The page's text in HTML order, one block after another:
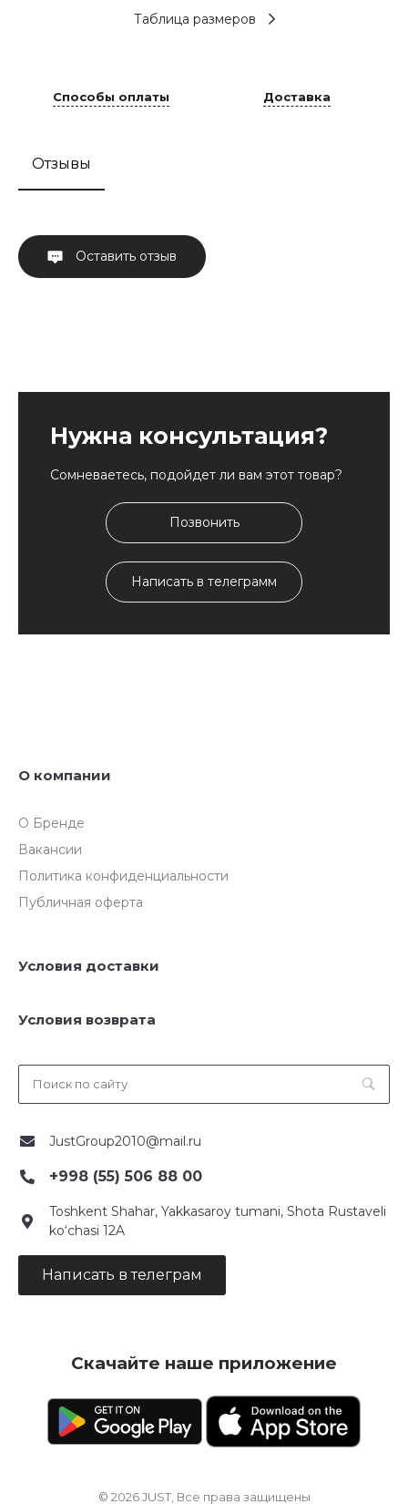
Таблица размеров
Способы оплаты Доставка
Отзывы
Оставить отзыв
Нужна консультация?
Сомневаетесь, подойдет ли вам этот товар?
Позвонить
Написать в телеграмм
О компании
О Бренде
Вакансии
Политика конфиденциальности
Публичная оферта
Условия доставки
Условия возврата
JustGroup2010@mail.ru
+998 (55) 506 88 00
Toshkent Shahar, Yakkasaroy tumani, Shota Rustaveli
ko‘chasi 12A
Написать в телеграм
Скачайте наше приложение
© 2026 JUST, Все права защищены